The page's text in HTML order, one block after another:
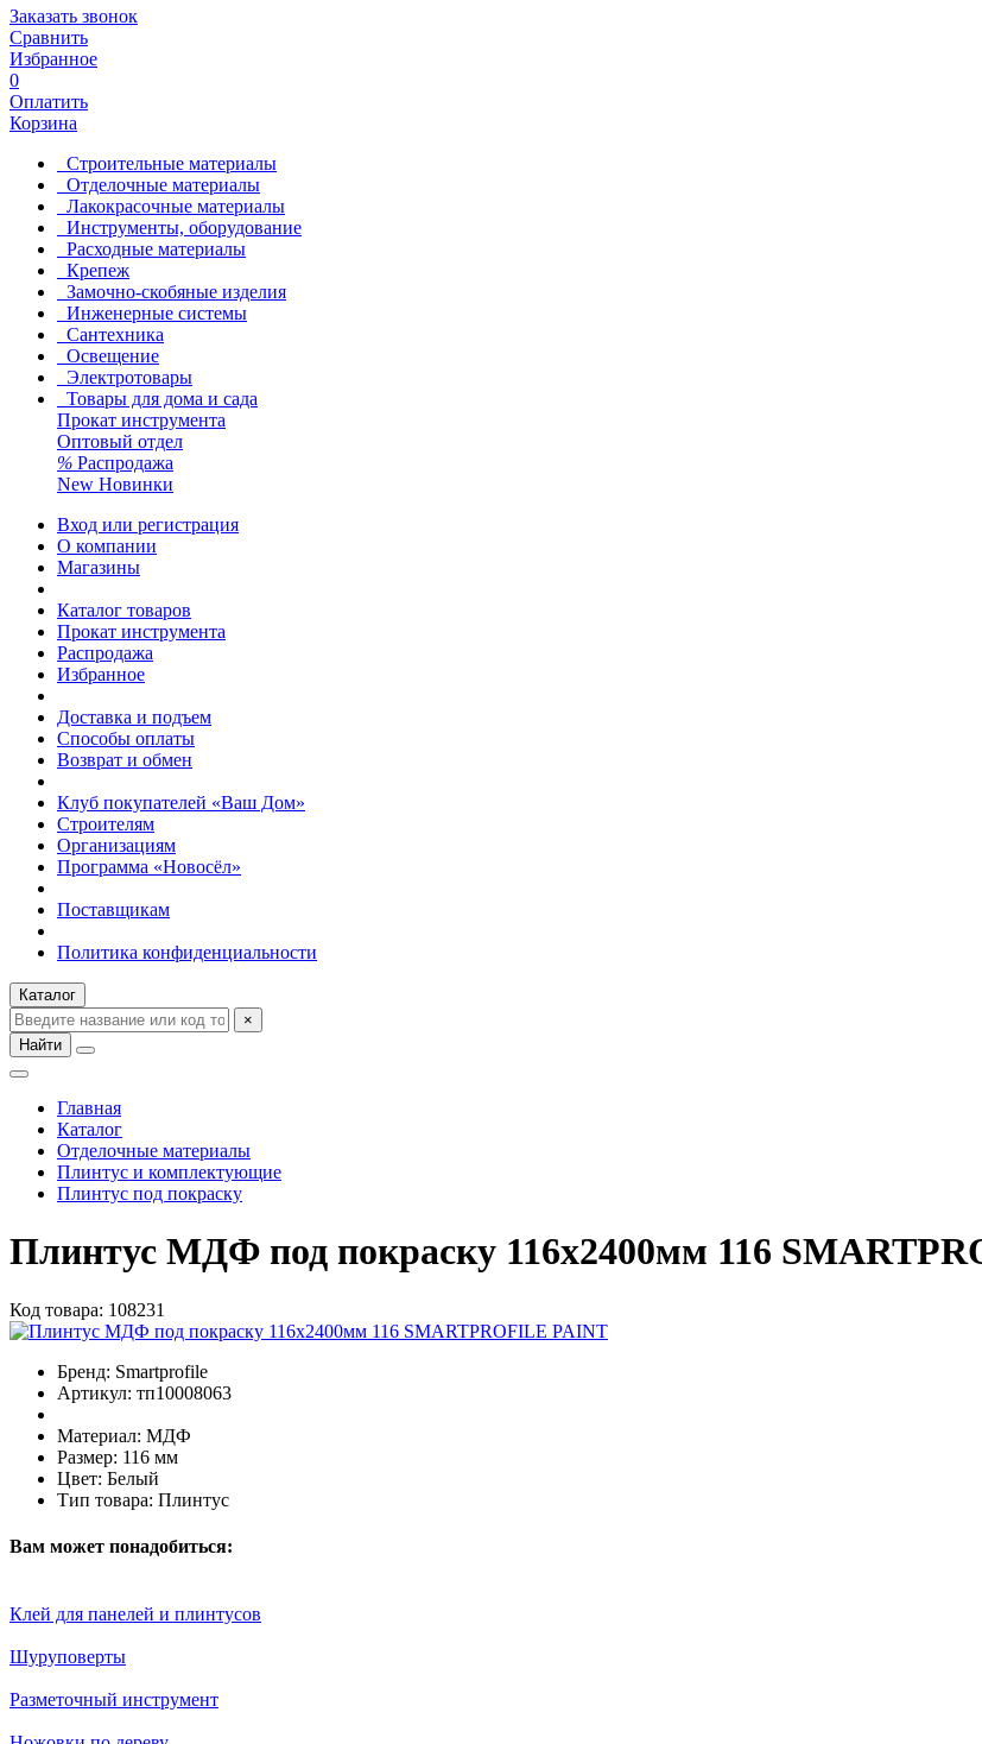
Заказать звонок
Сравнить
Избранное
0
Оплатить
Корзина
Строительные материалы
Отделочные материалы
Лакокрасочные материалы
Инструменты, оборудование
Расходные материалы
Крепеж
Замочно-скобяные изделия
Инженерные системы
Сантехника
Освещение
Электротовары
Товары для дома и сада
Прокат инструмента
Оптовый отдел
% Распродажа
New Новинки
Вход или регистрация
О компании
Магазины
Каталог товаров
Прокат инструмента
Распродажа
Избранное
Доставка и подъем
Способы оплаты
Возврат и обмен
Клуб покупателей «Ваш Дом»
Строителям
Организациям
Программа «Новосёл»
Поставщикам
Политика конфиденциальности
Каталог
×
Найти
Главная
Каталог
Отделочные материалы
Плинтус и комплектующие
Плинтус под покраску
Плинтус МДФ под покраску 116х2400мм 116
Код товара: 108231
Бренд: Smartprofile
Артикул: тп10008063
Материал: МДФ
Размер: 116 мм
Цвет: Белый
Тип товара: Плинтус
Вам может понадобиться:
Клей для панелей и плинтусов
Шуруповерты
Разметочный инструмент